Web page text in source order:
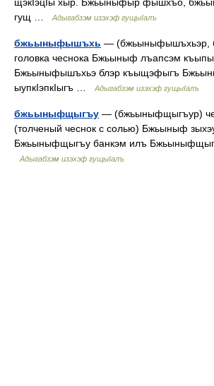
гущ …
Адыгабзэм изэхэф гущыIалъ
бжьыныфышъхь — (бжьыныфышъхьэр,
головка чеснока Бжьыныф лъапсэм
Бжьыныфышъхьэ блэр къыщэфыгъ
ыупкIэпкIыгъ …
Адыгабзэм изэхэф гущыIалъ
бжьыныфщыгъу — (бжьыныфщыгъур)
(толченый чеснок с солью) Бжьыныф
Бжьыныфщыгъу банкэм илъ
Адыгабзэм изэхэф гущыIалъ